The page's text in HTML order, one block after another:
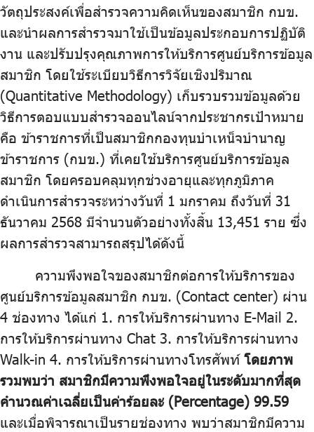
วัตถุประสงค์เพื่อสำรวจความคิดเห็นของสมาชิก กบข.
และนำผลการสำรวจมาใช้เป็นข้อมูลประกอบการปฏิบัติ
งาน และปรับปรุงคุณภาพการให้บริการศูนย์บริการข้อมูล
สมาชิก โดยใช้ระเบียบวิธีการวิจัยเชิงปริมาณ
(Quantitative Methodology) เก็บรวบรวมข้อมูลด้วย
วิธีการตอบแบบสำรวจออนไลน์จากประชากรเป้าหมาย
คือ ข้าราชการที่เป็นสมาชิกกองทุนบำเหน็จบำนาญ
ข้าราชการ (กบข.) ที่เคยใช้บริการศูนย์บริการข้อมูล
สมาชิก โดยครอบคลุมทุกช่วงอายุและทุกภูมิภาค
ดำเนินการสำรวจระหว่างวันที่ 1 มกราคม ถึงวันที่ 31
ธันวาคม 2568 มีจำนวนตัวอย่างทั้งสิ้น 13,451 ราย ซึ่ง
ผลการสำรวจสามารถสรุปได้ดังนี้
ความพึงพอใจของสมาชิกต่อการให้บริการของ
ศูนย์บริการข้อมูลสมาชิก กบข. (Contact center) ผ่าน
4 ช่องทาง ได้แก่ 1. การให้บริการผ่านทาง E-Mail 2.
การให้บริการผ่านทาง Chat 3. การให้บริการผ่านทาง
Walk-in 4. การให้บริการผ่านทางโทรศัพท์ โดยภาพ
รวมพบว่า สมาชิกมีความพึงพอใจอยู่ในระดับมากที่สุด
คำนวณค่าเฉลี่ยเป็นค่าร้อยละ (Percentage) 99.59
และเมื่อพิจารณาเป็นรายช่องทาง พบว่าสมาชิกมีความ